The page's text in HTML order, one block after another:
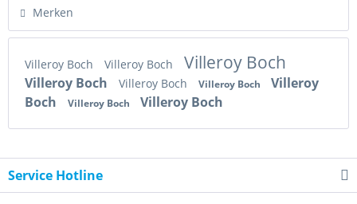
Merken
Villeroy Boch Villeroy Boch Villeroy Boch
Villeroy Boch Villeroy Boch Villeroy Boch
Villeroy
Boch
Villeroy Boch Villeroy Boch
Service Hotline